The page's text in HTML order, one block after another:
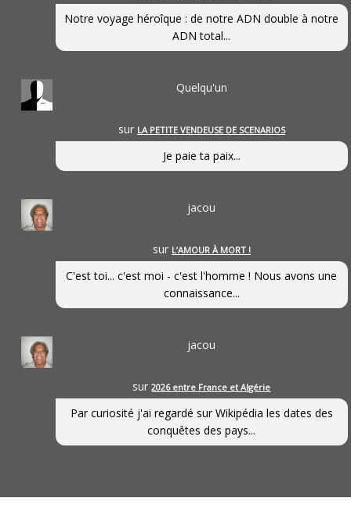
Notre voyage héroîque : de notre ADN double à notre
ADN total...
Quelqu'un
sur LA PETITE VENDEUSE DE SCENARIOS
Je paie ta paix...
jacou
sur L’AMOUR À MORT !
C'est toi... c'est moi - c'est l'homme ! Nous avons une
connaissance...
jacou
sur2026 entre France et Algérie
Par curiosité j'ai regardé sur Wikipédia les dates des
conquêtes des pays...